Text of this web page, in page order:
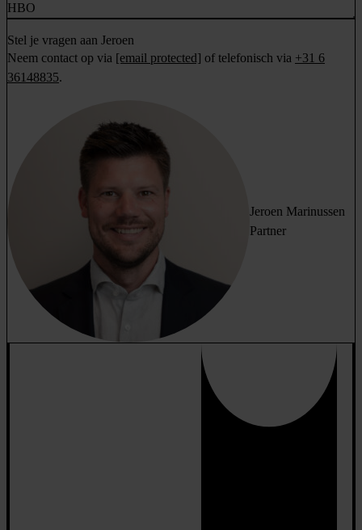
HBO
Stel je vragen aan Jeroen
Neem contact op via [email protected] of telefonisch via +31 6
36148835.
Jeroen Marinussen
Partner